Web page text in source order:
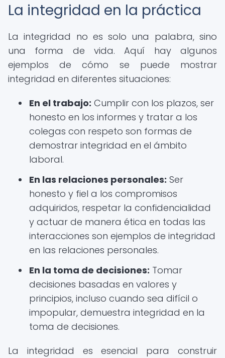
La integridad en la práctica
La integridad no es solo una palabra, sino
una forma de vida. Aquí hay algunos
ejemplos de cómo se puede mostrar
integridad en diferentes situaciones:
En el trabajo: Cumplir con los plazos, ser
honesto en los informes y tratar a los
colegas con respeto son formas de
demostrar integridad en el ámbito
laboral.
En las relaciones personales: Ser
honesto y fiel a los compromisos
adquiridos, respetar la confidencialidad
y actuar de manera ética en todas las
interacciones son ejemplos de integridad
en las relaciones personales.
En la toma de decisiones: Tomar
decisiones basadas en valores y
principios, incluso cuando sea difícil o
impopular, demuestra integridad en la
toma de decisiones.
La integridad es esencial para construir